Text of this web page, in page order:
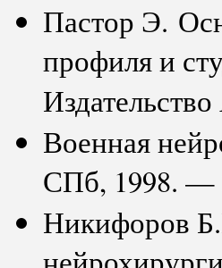
Пастор Э.
профиля и
Военная
СПб, 1998. —
Никифоров